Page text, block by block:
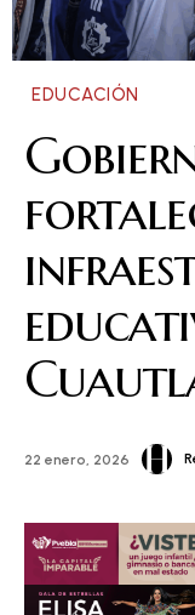
EDUCACIÓN
22 enero, 2026